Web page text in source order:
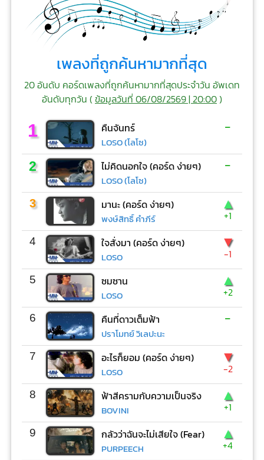
เพลงที่ถูกค้นหามากที่สุด
20 อันดับ คอร์ดเพลงที่ถูกค้นหามากที่สุดประจำวัน อัพเดท
อันดับทุกวัน (ข้อมูลวันที่ 06/08/2569 | 20:00)
1 คืนจันทร์
LOSO (โลโซ)
-
2 ไม่คิดนอกใจ (คอร์ด ง่ายๆ)
LOSO (โลโซ)
-
3 มานะ (คอร์ด ง่ายๆ)
พงษ์สิทธิ์ คำภีร์
▲
+1
4 ใจสั่งมา (คอร์ด ง่ายๆ)
LOSO
▼
-1
5 ซมซาน
LOSO
▲
+2
6 คืนที่ดาวเต็มฟ้า
ปราโมทย์ วิเลปะนะ
-
7 อะไรก็ยอม (คอร์ด ง่ายๆ)
LOSO
▼
-2
8 ฟ้าสีครามกับความเป็นจริง
BOVINI
▲
+1
9 กลัวว่าฉันจะไม่เสียใจ (Fear)
PURPEECH
▲
+4